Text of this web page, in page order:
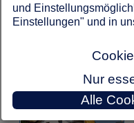
Kern-Haus
Futura Bauhaus
und
Einstellungen" und in
Nur
Alle